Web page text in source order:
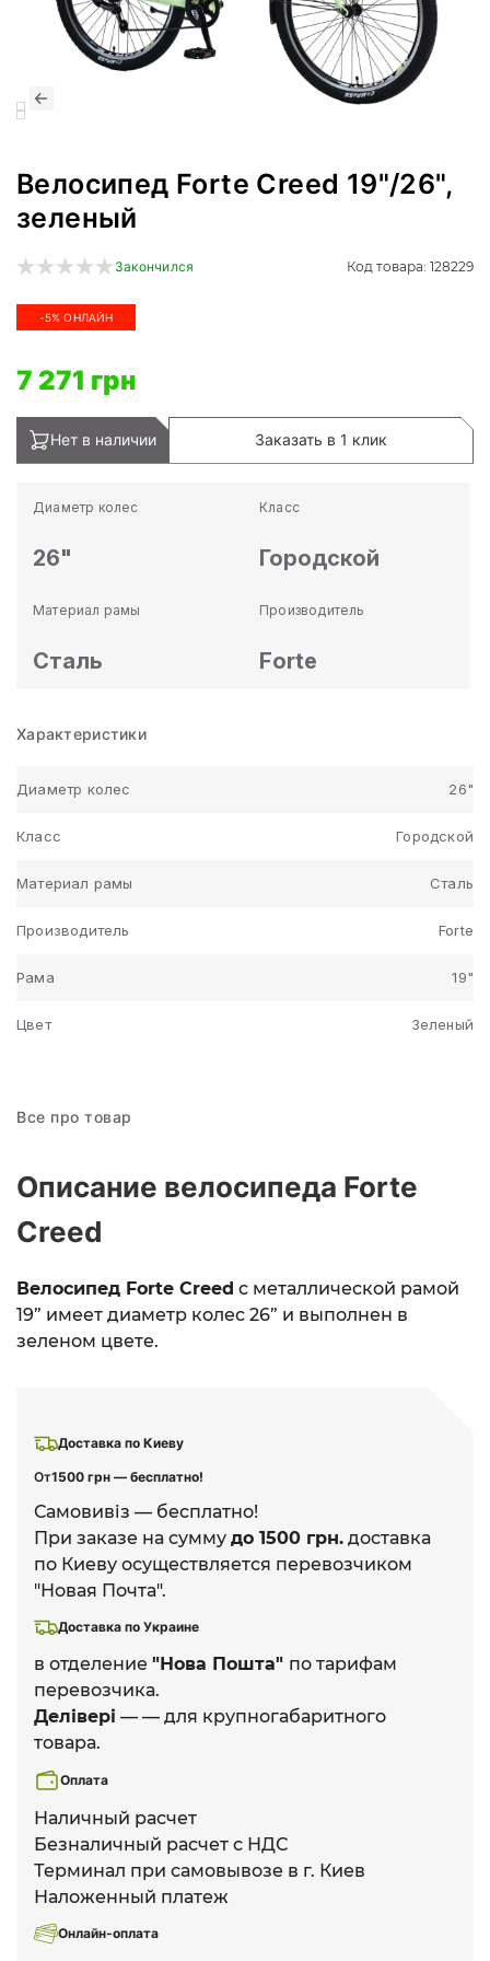
Велосипед Forte Creed 19"/26",
зеленый
Закончился Код товара: 128229
-5% ОНЛАЙН
7 271 грн
Нет в наличии Заказать в 1 клик
Диаметр колес
26"
Класс
Городской
Материал рамы
Сталь
Производитель
Forte
Характеристики
Диаметр колес 26"
Класс Городской
Материал рамы Сталь
Производитель Forte
Рама 19"
Цвет Зеленый
Доставка по Киеву
От1500 грн — бесплатно!
Самовивіз — бесплатно!
При заказе на сумму до 1500 грн. доставка
по Киеву осуществляется перевозчиком
"Новая Почта".
Доставка по Украине
в отделение "Нова Пошта" по тарифам
перевозчика.
Делівері — — для крупногабаритного
товара.
Оплата
Наличный расчет
Безналичный расчет с НДС
Терминал при самовывозе в г. Киев
Наложенный платеж
Онлайн-оплата
Все про товар
Описание велосипеда Forte
Creed
Велосипед Forte Creed с металлической рамой
19” имеет диаметр колес 26” и выполнен в
зеленом цвете.